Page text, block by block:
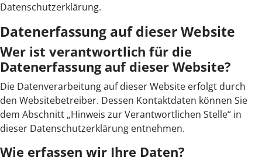
Datenschutzerklärung.
Datenerfassung auf dieser Website
Wer ist verantwortlich für die
Datenerfassung auf dieser Website?
Die Datenverarbeitung auf dieser Website erfolgt durch
den Websitebetreiber. Dessen Kontaktdaten können Sie
dem Abschnitt „Hinweis zur Verantwortlichen Stelle“ in
dieser Datenschutzerklärung entnehmen.
Wie erfassen wir Ihre Daten?